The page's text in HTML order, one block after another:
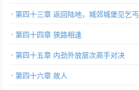
第四十三章 返回陆地，城郊城堡见乞丐
第四十四章 狭路相逢
第四十五章 内劲外放层次高手对决
第四十六章 故人